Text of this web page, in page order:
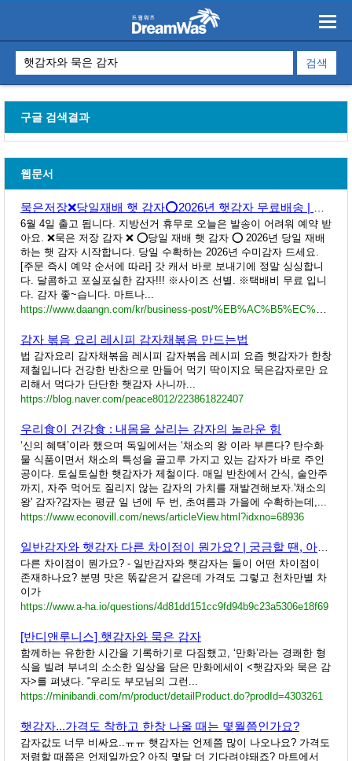
구글 검색결과
웹문서
6월 4일 출고 됩니다. 지방선거 휴무로 오늘은 발송이 어려워 예약 받
아요. ❌묵은 저장 감자 ❌ ⭕당일 재배 햇 감자 ⭕ 2026년 당일 재배
하는 햇 감자 시작합니다. 당일 수확하는 2026년 수미감자 드세요.
[주문 즉시 예약 순서에 따라] 갓 캐서 바로 보내기에 정말 싱싱합니
다. 달콤하고 포실포실한 감자!!! ※사이즈 선별. ※택배비 무료 입니
다. 감자 좋~습니다. 마트나...
감자 볶음 요리 레시피 감자채볶음 만드는법
법 감자요리 감자채볶음 레시피 감자볶음 레시피 요즘 햇감자가 한창
제철입니다 건강한 반찬으로 만들어 먹기 딱이지요 묵은감자로만 요
리해서 먹다가 단단한 햇감자 사니까...
https://blog.naver.com/peace8012/223861822407
우리食이 건강食 : 내몸을 살리는 감자의 놀라운 힘
‘신의 혜택’이라 했으며 독일에서는 ‘채소의 왕 이라 부른다? 탄수화
물 식품이면서 채소의 특성을 골고루 가지고 있는 감자가 바로 주인
공이다. 토실토실한 햇감자가 제철이다. 매일 반찬에서 간식, 술안주
까지, 자주 먹어도 질리지 않는 감자의 가치를 재발견해보자.'채소의
왕' 감자?감자는 평균 일 년에 두 번, 초여름과 가을에 수확하는데,...
https://www.econovill.com/news/articleView.html?idxno=68936
다른 차이점이 뭔가요? - 일반감자와 햇감자는 둘이 어떤 차이점이
존재하나요? 분명 맛은 똒같은거 같은데 가격도 그렇고 천차만별 차
이가
https://www.a-ha.io/questions/4d81dd151cc9fd94b9c23a5306e18f69
[반디앤루니스] 햇감자와 묵은 감자
함께하는 유한한 시간을 기록하기로 다짐했고, ‘만화’라는 경쾌한 형
식을 빌려 부녀의 소소한 일상을 담은 만화에세이 <햇감자와 묵은 감
자>를 펴냈다. “우리도 부모님의 그런...
https://minibandi.com/m/product/detailProduct.do?prodId=4303261
햇감자...가격도 착하고 한창 나올 때는 몇월쯤인가요?
감자값도 너무 비싸요..ㅠㅠ 햇감자는 언제쯤 많이 나오나요? 가격도
저렴할 때쯤은 언제일까요? 아직 몇달 더 기다려야돼죠? 마트에서